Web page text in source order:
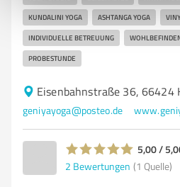
KUNDALINI YOGA ASHTANGA YOGA
INDIVIDUELLE BETREUUNG
PROBESTUNDE
Eisenbahnstraße 36, 66424
geniyayoga@posteo.de
5,00 /
2 Bewertungen (1 Quelle)